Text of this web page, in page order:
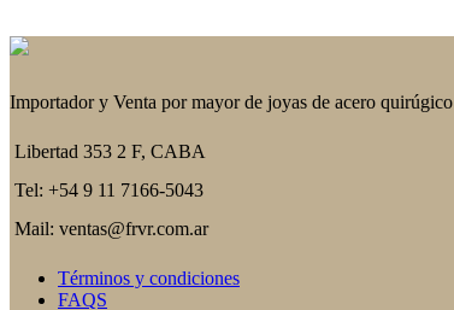
Importador y Venta por mayor de joyas de acero quirúgico
Libertad 353 2 F, CABA
Tel: +54 9 11 7166-5043
Mail: ventas@frvr.com.ar
Términos y condiciones
FAQS